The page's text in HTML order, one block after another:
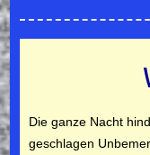
Die ganze Nacht
geschlagen